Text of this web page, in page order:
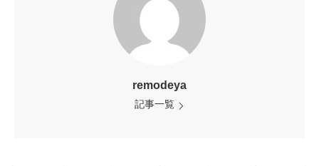
remodeya
記事一覧